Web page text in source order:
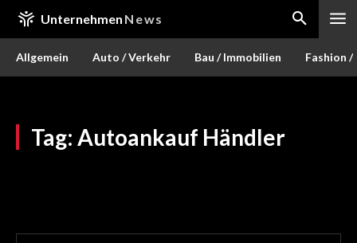
Unternehmen News
Allgemein Auto / Verkehr Bau / Immobilien Fashion /
Tag: Autoankauf Händler